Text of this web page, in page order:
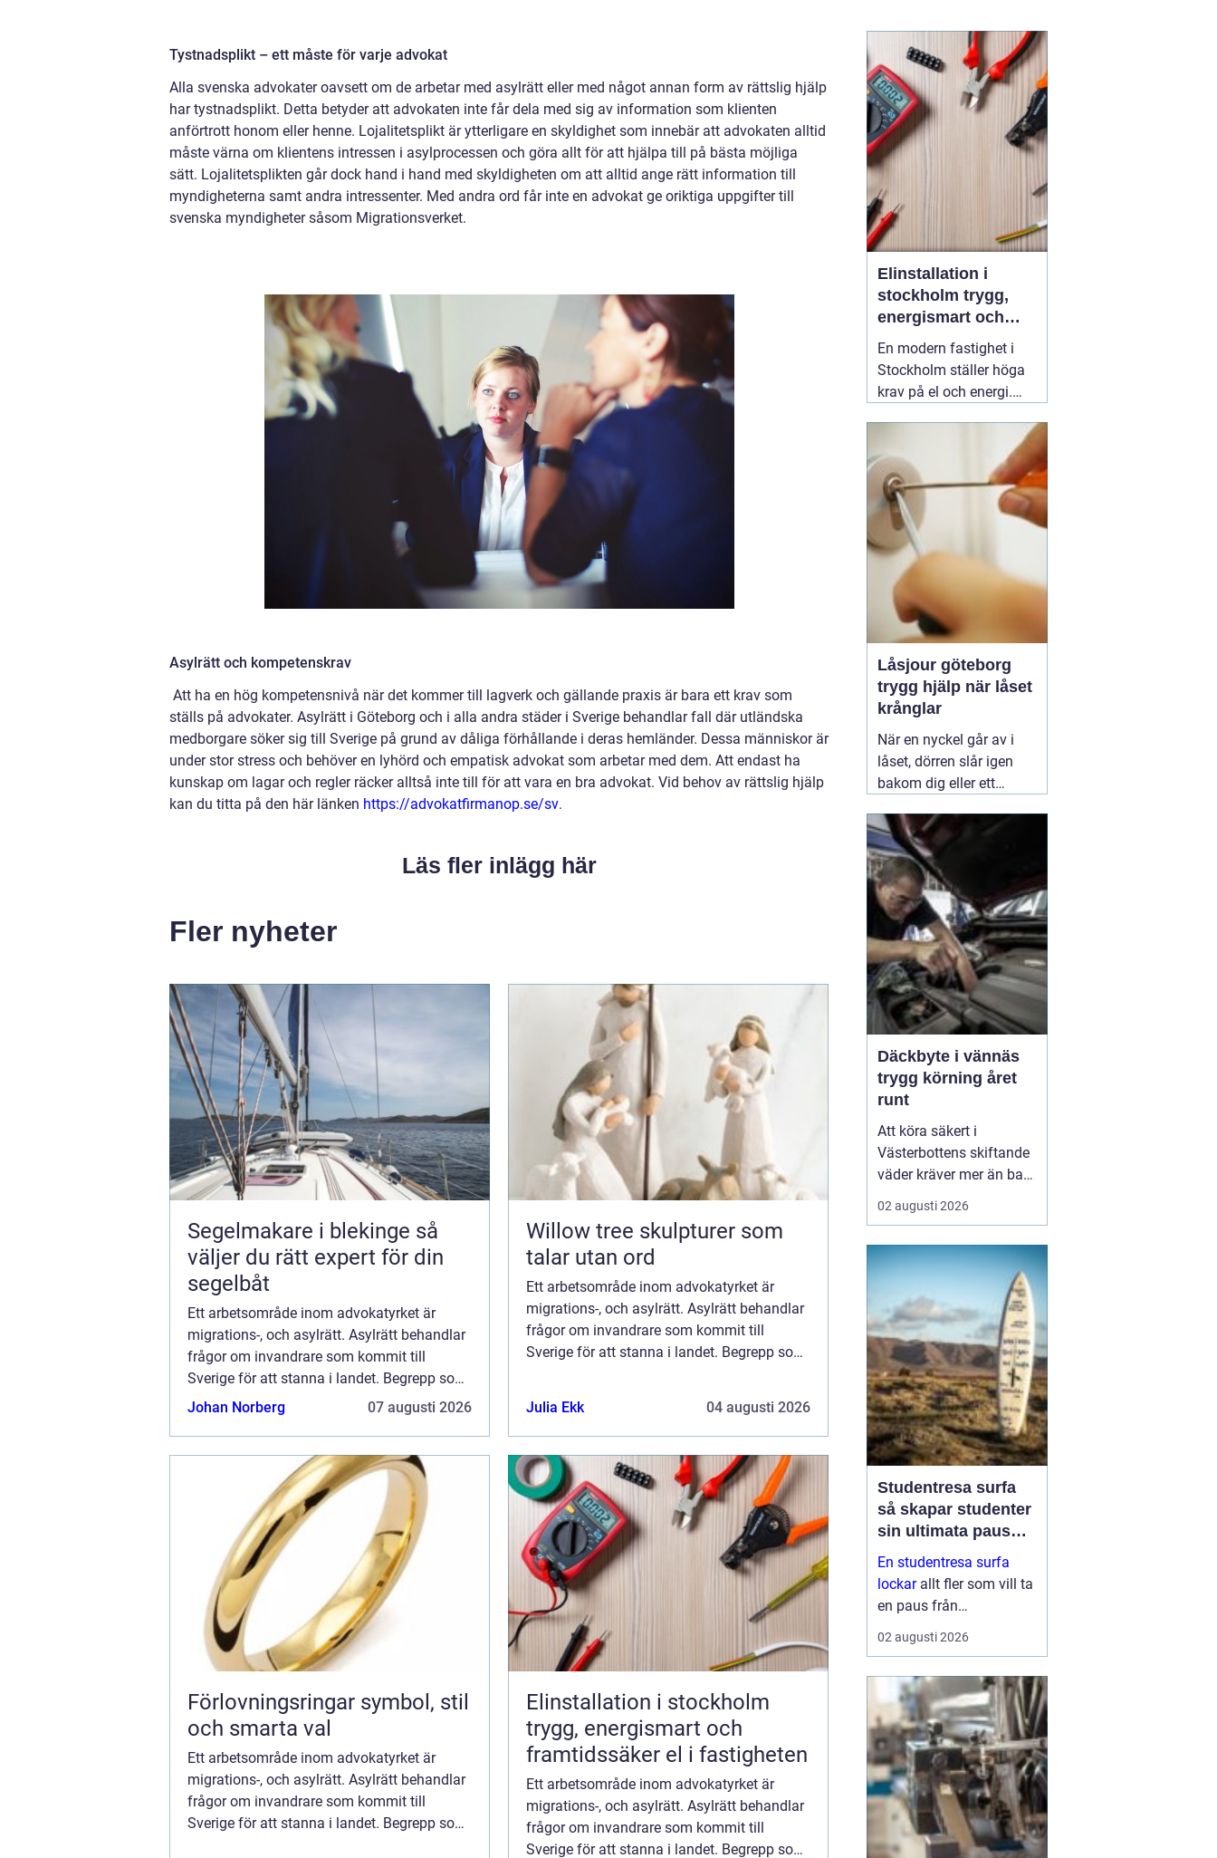
Tystnadsplikt – ett måste för varje advokat
Alla svenska advokater oavsett om de arbetar med asylrätt eller med något annan form av rättslig hjälp
har tystnadsplikt. Detta betyder att advokaten inte får dela med sig av information som klienten
anförtrott honom eller henne. Lojalitetsplikt är ytterligare en skyldighet som innebär att advokaten alltid
måste värna om klientens intressen i asylprocessen och göra allt för att hjälpa till på bästa möjliga
sätt. Lojalitetsplikten går dock hand i hand med skyldigheten om att alltid ange rätt information till
myndigheterna samt andra intressenter. Med andra ord får inte en advokat ge oriktiga uppgifter till
svenska myndigheter såsom Migrationsverket.
Asylrätt och kompetenskrav
Att ha en hög kompetensnivå när det kommer till lagverk och gällande praxis är bara ett krav som
ställs på advokater. Asylrätt i Göteborg och i alla andra städer i Sverige behandlar fall där utländska
medborgare söker sig till Sverige på grund av dåliga förhållande i deras hemländer. Dessa människor är
under stor stress och behöver en lyhörd och empatisk advokat som arbetar med dem. Att endast ha
kunskap om lagar och regler räcker alltså inte till för att vara en bra advokat. Vid behov av rättslig hjälp
kan du titta på den här länken https://advokatfirmanop.se/sv.
Läs fler inlägg här
Fler nyheter
Segelmakare i blekinge så
väljer du rätt expert för din
segelbåt
Ett arbetsområde inom advokatyrket är
migrations-, och asylrätt. Asylrätt behandlar
frågor om invandrare som kommit till
Sverige för att stanna i landet. Begrepp som
uppehållstillstånd och arbetstillst&arin...
Johan Norberg 07 augusti 2026
Willow tree skulpturer som
talar utan ord
Ett arbetsområde inom advokatyrket är
migrations-, och asylrätt. Asylrätt behandlar
frågor om invandrare som kommit till
Sverige för att stanna i landet. Begrepp som
Julia Ekk
04 augusti 2026
Förlovningsringar symbol, stil
och smarta val
Ett arbetsområde inom advokatyrket är
migrations-, och asylrätt. Asylrätt behandlar
frågor om invandrare som kommit till
Sverige för att stanna i landet. Begrepp som
Elinstallation i stockholm
trygg, energismart och
framtidssäker el i fastigheten
Ett arbetsområde inom advokatyrket är
migrations-, och asylrätt. Asylrätt behandlar
frågor om invandrare som kommit till
Sverige för att stanna i landet. Begrepp som
vilket material håller
bäst, hur skiljer sig olika
stilar åt och hur hittar
man rätt storlek utan
stress? Med...
Elinstallation i
stockholm trygg,
energismart och
framtidssäker el i
fastigheten
En modern fastighet i
Stockholm ställer höga
krav på el och energi.
kylanläggningar,
ventilation, laddboxar
och solcellsbatterier ska
fungera tillsammans
säkert, effektivt och utan
onödigt krångel. En04
augusti 2026
Låsjour göteborg
trygg hjälp när låset
krånglar
När en nyckel går av i
låset, dörren slår igen
bakom dig eller ett
och karm, uppstår ofta
stress och osäkerhet. I
den stunden spelar
klockslaget ingen roll du
behöver hjälp direkt. En
03 augusti 2026
Däckbyte i vännäs
trygg körning året
runt
Att köra säkert i
Västerbottens skiftande
väder kräver mer än bara
ett körkort och en pålitlig
bil. Däckens skick och
roll för både
bromssträcka, kontroll
och komfort. I en ort
som Vännäs, där
vintrarna ofta är långa
och vägar...
02 augusti 2026
Studentresa surfa
så skapar studenter
sin ultimata paus
från plugget
En studentresa surfa
lockarallt fler som vill ta
en paus från
föreläsningar, tentaplugg
och sena kvällar i
både fysisk utmaning
och mental
återhämtning, samtidigt
som ...
02 augusti 2026